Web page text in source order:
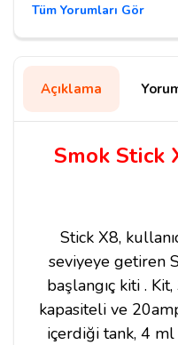
Tüm Yorumları Gör
Açıklama
Smok Stick
Stick X8,
seviyeye getiren
başlangıç kiti .
kapasiteli ve
içerdiği tank, 4